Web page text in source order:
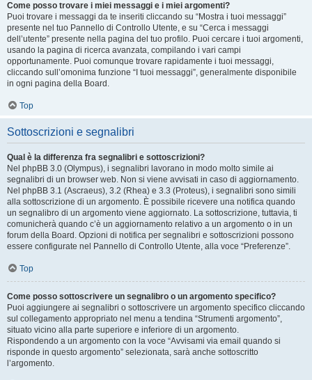
Come posso trovare i miei messaggi e i miei argomenti?
Puoi trovare i messaggi da te inseriti cliccando su “Mostra i tuoi messaggi”
presente nel tuo Pannello di Controllo Utente, e su “Cerca i messaggi
dell’utente” presente nella pagina del tuo profilo. Puoi cercare i tuoi argomenti,
usando la pagina di ricerca avanzata, compilando i vari campi
opportunamente. Puoi comunque trovare rapidamente i tuoi messaggi,
cliccando sull’omonima funzione “I tuoi messaggi”, generalmente disponibile
in ogni pagina della Board.
Top
Sottoscrizioni e segnalibri
Qual è la differenza fra segnalibri e sottoscrizioni?
Nel phpBB 3.0 (Olympus), i segnalibri lavorano in modo molto simile ai
segnalibri di un browser web. Non si viene avvisati in caso di aggiornamento.
Nel phpBB 3.1 (Ascraeus), 3.2 (Rhea) e 3.3 (Proteus), i segnalibri sono simili
alla sottoscrizione di un argomento. È possibile ricevere una notifica quando
un segnalibro di un argomento viene aggiornato. La sottoscrizione, tuttavia, ti
comunicherà quando c’è un aggiornamento relativo a un argomento o in un
forum della Board. Opzioni di notifica per segnalibri e sottoscrizioni possono
essere configurate nel Pannello di Controllo Utente, alla voce “Preferenze”.
Top
Come posso sottoscrivere un segnalibro o un argomento specifico?
Puoi aggiungere ai segnalibri o sottoscrivere un argomento specifico cliccando
sul collegamento appropriato nel menu a tendina “Strumenti argomento”,
situato vicino alla parte superiore e inferiore di un argomento.
Rispondendo a un argomento con la voce “Avvisami via email quando si
risponde in questo argomento” selezionata, sarà anche sottoscritto
l’argomento.